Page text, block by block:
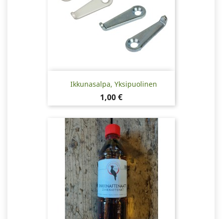
Ikkunasalpa, Yksipuolinen
Hinta
1,00 €